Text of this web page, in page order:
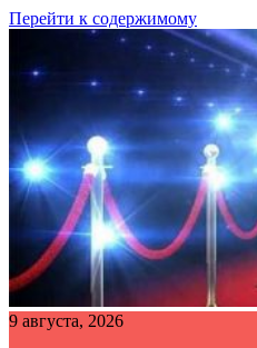
Перейти к содержимому
9 августа, 2026